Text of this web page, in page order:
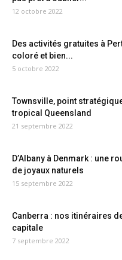
12 octobre 2022
Des activités gratuites à
coloré et bien...
5 octobre 2022
Townsville, point
tropical Queensland
21 septembre 2022
D’Albany à Denmark : une
de joyaux naturels
15 septembre 2022
Canberra : nos itinéraires
capitale
7 septembre 2022